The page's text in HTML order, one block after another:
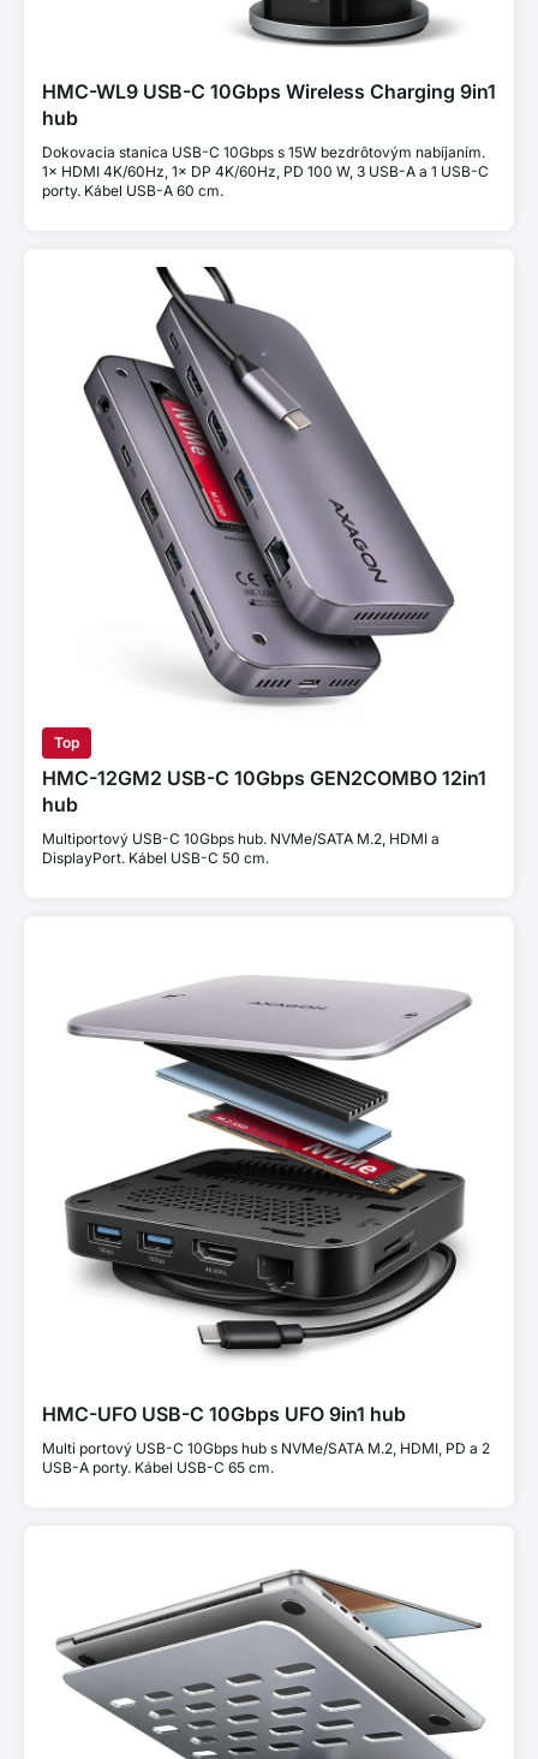
HMC-WL9 USB-C 10Gbps Wireless Charging 9in1
hub
Dokovacia stanica USB-C 10Gbps s 15W bezdrôtovým nabíjaním.
1× HDMI 4K/60Hz, 1× DP 4K/60Hz, PD 100 W, 3 USB-A a 1 USB-C
porty. Kábel USB-A 60 cm.
Top
HMC-12GM2 USB-C 10Gbps GEN2COMBO 12in1
hub
Multiportový USB-C 10Gbps hub. NVMe/SATA M.2, HDMI a
DisplayPort. Kábel USB-C 50 cm.
HMC-UFO USB-C 10Gbps UFO 9in1 hub
Multi portový USB-C 10Gbps hub s NVMe/SATA M.2, HDMI, PD a 2
USB-A porty. Kábel USB-C 65 cm.